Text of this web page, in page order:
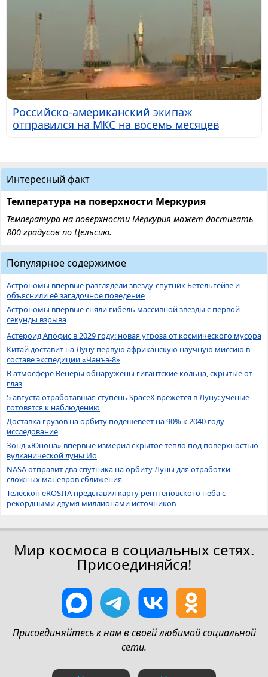
Российско-американский экипаж
отправился на МКС на восемь месяцев
Интересный факт
Температура на поверхности Меркурия
Температура на поверхности Меркурия может достигать
800 градусов по Цельсию.
Популярное содержимое
Астрономы впервые разглядели звезду-спутник Бетельгейзе и
объяснили её загадочное поведение
Астрономы впервые сняли гибель массивной звезды с первой
секунды взрыва
Астероид Апофис в 2029 году: новая угроза от космического мусора
Китай доставит на Луну первую африканскую научную миссию в
составе экспедиции «Чанъэ-8»
В атмосфере Венеры обнаружены гигантские кольца, скрытые от
глаз
5 августа отработавшая ступень SpaceX врежется в Луну: учёные
готовятся к наблюдению
Доставка грузов на орбиту подешевеет на 90% к 2040 году –
исследование
Зонд «Юнона» впервые измерил скрытое тепло под поверхностью
вулканической луны Ио
NASA отправит два спутника на орбиту Луны для отработки
сложных маневров сближения
Телескоп eROSITA представил карту рентгеновского неба с
рекордными двумя миллионами источников
Мир космоса в социальных сетях.
Присоединяйся!
Присоединяйтесь к нам в своей любимой социальной
сети.